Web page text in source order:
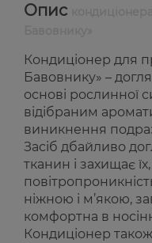
Опис
Кондиціонер для
Бавовнику» –
основі рослинної
відібраним
виникнення
Засіб дбайливо
тканин і захищає
ніжною і м’якою,
комфортна в
Кондиціонер